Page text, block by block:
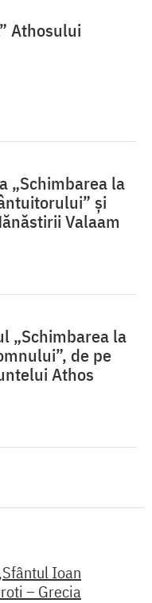
Athosului
„Schimbarea la
și
Valaam
„Schimbarea la
de pe
Athos
Ioan
– Grecia